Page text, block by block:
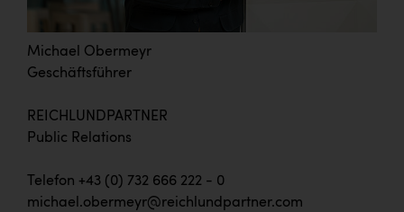
Michael Obermeyr
Geschäftsführer
REICHLUNDPARTNER
Public Relations
Telefon +43 (0) 732 666 222 - 0
michael.obermeyr@reichlundpartner.com